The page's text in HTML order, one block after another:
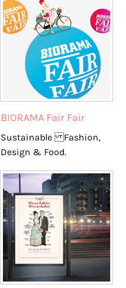
BIORAMA Fair Fair
Sustainable Fashion,
Design & Food.